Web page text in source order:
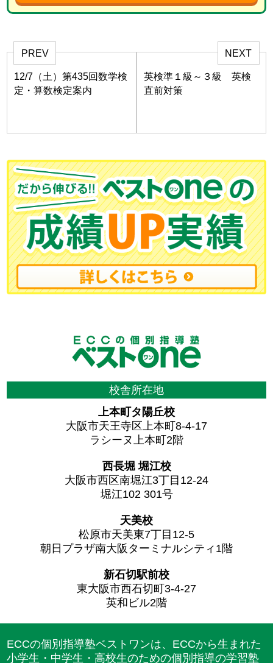
PREV
12/7（土）第435回数学検
定・算数検定案内
NEXT
英検準１級～３級 英検
直前対策
校舎所在地
上本町タ陽丘校
大阪市天王寺区上本町8-4-17
ラシーヌ上本町2階
西長堀 堀江校
大阪市西区南堀江3丁目12-24
堀江102 301号
天美校
松原市天美東7丁目12-5
朝日プラザ南大阪ターミナルシティ1階
新石切駅前校
東大阪市西石切町3-4-27
英和ビル2階
ECCの個別指導塾ベストワンは、ECCから生まれた
小学生・中学生・高校生のための個別指導の学習塾